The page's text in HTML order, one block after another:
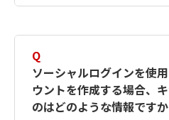
す。詳しい作成方法は
何ですか？Canon ID
ださい。
Q
ソーシャルログインを使
ウントを作成する場合、
のはどのような情報ですか